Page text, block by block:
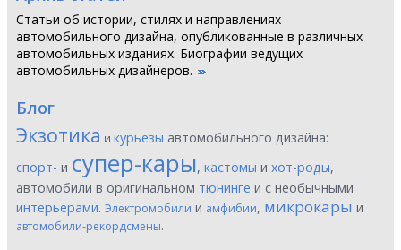
Статьи об истории, стилях и направлениях
автомобильного дизайна, опубликованные в различных
автомобильных изданиях. Биографии ведущих
автомобильных дизайнеров.
Блог
Экзотика и курьезы автомобильного дизайна:
спорт- и супер-кары, кастомы и хот-роды,
автомобили в оригинальном тюнинге и с необычными
интерьерами. Электромобили и амфибии, микрокары и
автомобили-рекордсмены.